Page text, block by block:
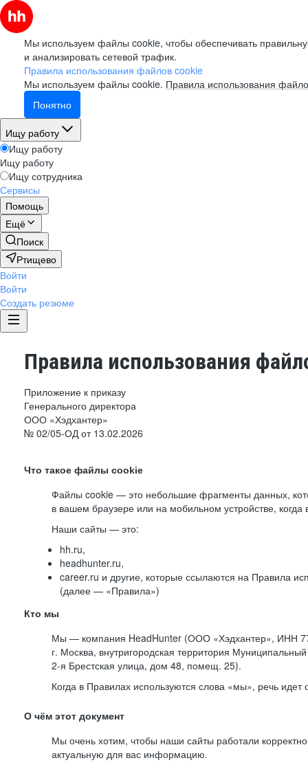
Мы используем файлы cookie, чтобы обеспечивать
и анализировать сетевой трафик.
Правила использования файлов cookie
Мы используем файлы cookie. Правила использования
Понятно
Ищу работу
Ищу работу
Ищу работу
Ищу сотрудника
Сервисы
Помощь
Ещё
Поиск
Ртищево
Войти
Войти
Создать резюме
Правила использования
Приложение к приказу
Генерального директора
ООО «Хэдхантер»
№ 02/05-ОД от 13.02.2026
Что такое файлы cookie
Файлы cookie — это небольшие фрагменты данных,
в вашем браузере или на мобильном устройстве,
Наши сайты — это:
hh.ru,
headhunter.ru,
career.ru и другие, которые ссылаются на Правила
(далее — «Правила»)
Кто мы
Мы — компания HeadHunter (ООО «Хэдхантер», ИНН
г. Москва, внутригородская территория Муниципальный
2-я Брестская улица, дом 48, помещ. 25).
Когда в Правилах используются слова «мы», речь
О чём этот документ
Мы очень хотим, чтобы наши сайты работали
актуальную для вас информацию.